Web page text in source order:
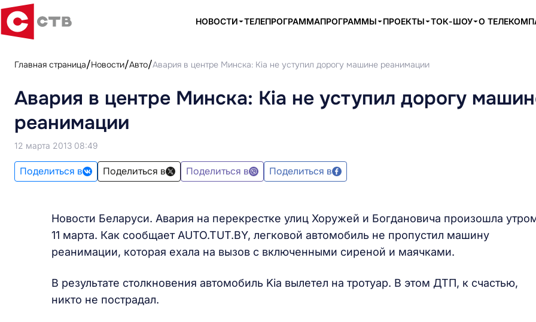
НОВОСТИ ТЕЛЕПРОГРАММАПРОГРАММЫ ПРОЕКТЫ ТОК-ШОУ О
Главная страница Новости Авто Авария в центре Минска: Kia не уступил дорогу машине реанимации
Авария в центре Минска: Kia не уступил дорогу
реанимации
12 марта 2013 08:49
Поделиться в Поделиться в Поделиться в Поделиться в
Новости Беларуси. Авария на перекрестке улиц Хоружей и Богдановича произошла
11 марта. Как сообщает AUTO.TUT.BY, легковой автомобиль не пропустил машину
реанимации, которая ехала на вызов с включенными сиреной и маячками.
В результате столкновения автомобиль Kia вылетел на тротуар. В этом ДТП, к счастью,
никто не пострадал.